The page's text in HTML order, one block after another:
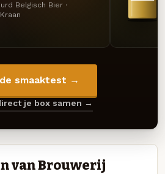
Belgisch Bier ·
smaaktest →
je box samen →
van Brouwerij